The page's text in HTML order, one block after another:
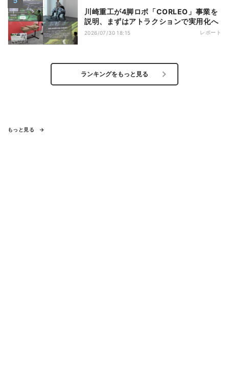
川崎重工が4脚ロボ「CORLEO」事業を
説明、まずはアトラクションで実用化へ
2026/07/30 18:15 レポート
ランキングをもっと見る
もっと見る